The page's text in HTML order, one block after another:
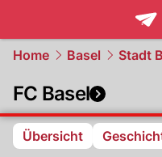
Home Basel Stadt
FC Basel
Übersicht